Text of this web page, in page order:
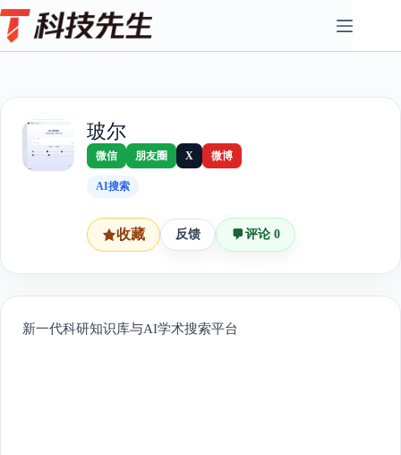
Skip
to
content
玻尔
微信 朋友圈 X 微博
AI搜索
收藏 反馈 评论 0
新一代科研知识库与AI学术搜索平台